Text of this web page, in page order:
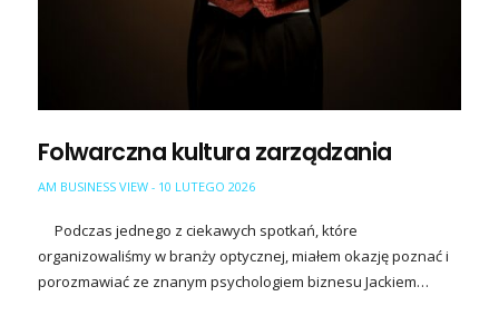
Folwarczna kultura zarządzania
AM BUSINESS VIEW - 10 LUTEGO 2026
Podczas jednego z ciekawych spotkań, które
organizowaliśmy w branży optycznej, miałem okazję poznać i
porozmawiać ze znanym psychologiem biznesu Jackiem…